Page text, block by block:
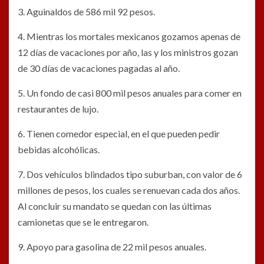
3. Aguinaldos de 586 mil 92 pesos.
4. Mientras los mortales mexicanos gozamos apenas de
12 días de vacaciones por año, las y los ministros gozan
de 30 días de vacaciones pagadas al año.
5. Un fondo de casi 800 mil pesos anuales para comer en
restaurantes de lujo.
6. Tienen comedor especial, en el que pueden pedir
bebidas alcohólicas.
7. Dos vehículos blindados tipo suburban, con valor de 6
millones de pesos, los cuales se renuevan cada dos años.
Al concluir su mandato se quedan con las últimas
camionetas que se le entregaron.
9. Apoyo para gasolina de 22 mil pesos anuales.